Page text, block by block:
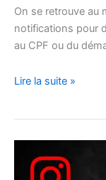
On se retrouve au
notifications pour
au CPF ou du
Lire la suite »
bloquer